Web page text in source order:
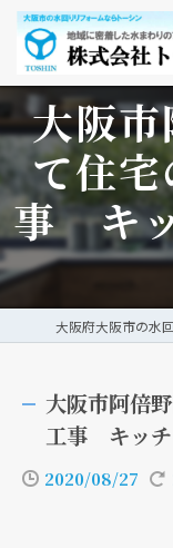
大阪
て住
事 キ
大阪市阿倍
工事 キッチ
2020/08/27